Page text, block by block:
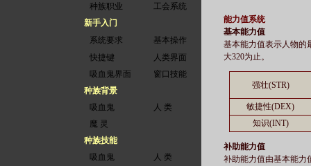
种族职业
工会系统
新手入门
系统要求
基本操作
快捷键
人类界面
吸血鬼界面
窗口技能
种族背景
吸血鬼
人 类
魔 灵
种族技能
吸血鬼
人 类
能力值系统
基本能力值
基本能力值表示人物的
大320为止。
强壮(STR)
敏捷性(DEX)
知识(INT)
补助能力值
补助能力值由基本能力